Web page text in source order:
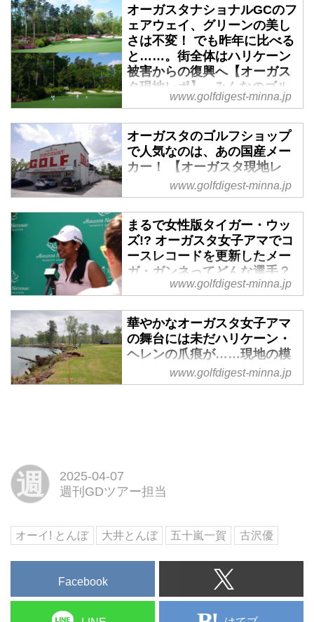
オーガスタナショナルGCのフ
ェアウェイ、グリーンの美し
さは不変！ でも昨年に比べる
と……。街全体はハリケーン
被害からの復興へ【オーガス
タ現地レポ】 - みんなのゴル
フダイジェスト
オーガスタ女子アマ決勝が6日
（土）、オーガスタナショナル
GCで開催された。予選が行われ
たチャンピオンズ・リトリート
GCのハリケーン被害はすでに伝
ィアの立ち入りは決勝まで許可さ
れていなかったため、オーガスタ
ナショナルGCの状況を目にした
のはこの日が初めて。毎年、オー
ガスタに足を運ぶ関係者による
べて木がかなり少なくなっている
のが一目瞭然」という。さらに街
中にハリケーン被害の爪痕が今も
生々しく残っていた。
www.golfdigest-minna.jp
オーガスタのゴルフショップ
で人気なのは、あの国産メー
カー！ 【オーガスタ現地レ
ポ】 - みんなのゴルフダイジ
ェスト
昨日終わったオーガスタ女子アマ
の予選ラウンド。明日の決勝ラウ
ンドの前に、予選落ちした選手を
含め、今日はオーガスタナショナ
ルGCでの練習ラウンドデー。も
すが、規定により囲み取材のみ。
ということで、せっかくのジョー
ジア州オーガスタにまで来たの
とに。ただ闇雲に歩いても面白い
www.golfdigest-minna.jp
まるで女性版タイガー・ウッ
ズ!? オーガスタ女子アマでコ
ースレコードを更新したメー
ガ・ガンネってどんな選手？
【オーガスタ現地レポ】 - み
松山英樹がマスターズを制した21
年、その前週に梶谷翼が優勝した
「オーガスタ女子アマ」。今年は
梶谷を含む日本人3名が参加。チ
ャンピオンズ・リトリートGCで
ェストの特派編集者のレポートを
お届けする。
www.golfdigest-minna.jp
華やかなオーガスタ女子アマ
の舞台には未だハリケーン・
ヘレンの爪痕が……現地の模
様をレポート - みんなのゴル
フダイジェスト
開催された。36ホールの合計スコ
決勝に進むが、日本勢では新地と
に6オーバーの68位タイと出遅れ
た倉林だったが、2日目にこの日
のベストスコア「65」を叩きだし
て滑り込みで決勝に進出した。
www.golfdigest-minna.jp
週
2025-04-07
週刊GDツアー担当
オーイ! とんぼ 大井とんぼ 五十嵐一賀 古沢優
Facebook